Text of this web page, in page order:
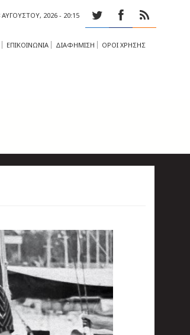
2026 - 20:15
ΕΠΙΚΟΙΝΩΝΙΑ ΔΙΑΦΗΜΙΣΗ ΟΡΟΙ ΧΡΗΣΗΣ